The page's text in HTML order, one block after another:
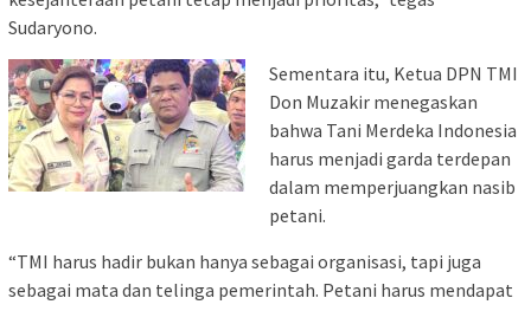
Sudaryono.
Sementara itu, Ketua DPN TMI
Don Muzakir menegaskan
bahwa Tani Merdeka Indonesia
harus menjadi garda terdepan
dalam memperjuangkan nasib
petani.
“TMI harus hadir bukan hanya sebagai organisasi, tapi juga
sebagai mata dan telinga pemerintah. Petani harus mendapat